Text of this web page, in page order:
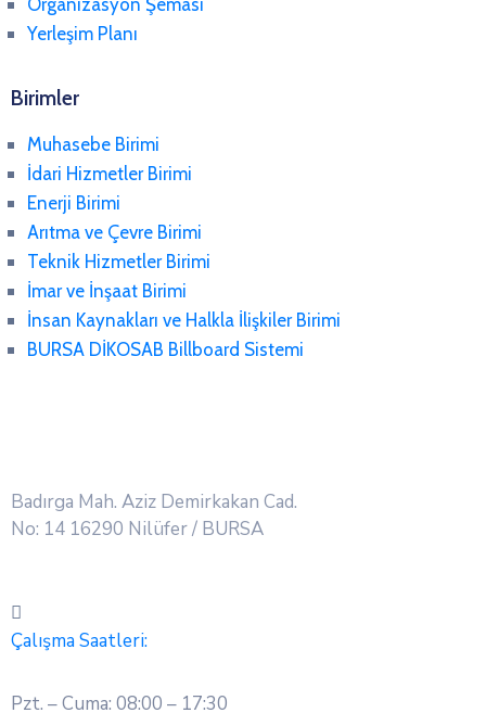
Yerleşim Planı
Birimler
Muhasebe Birimi
İdari Hizmetler Birimi
Enerji Birimi
Arıtma ve Çevre Birimi
Teknik Hizmetler Birimi
İmar ve İnşaat Birimi
İnsan Kaynakları ve Halkla İlişkiler Birimi
BURSA DİKOSAB Billboard Sistemi
Badırga Mah. Aziz Demirkakan Cad.
No: 14 16290 Nilüfer / BURSA
Çalışma Saatleri:
Pzt. – Cuma: 08:00 – 17:30